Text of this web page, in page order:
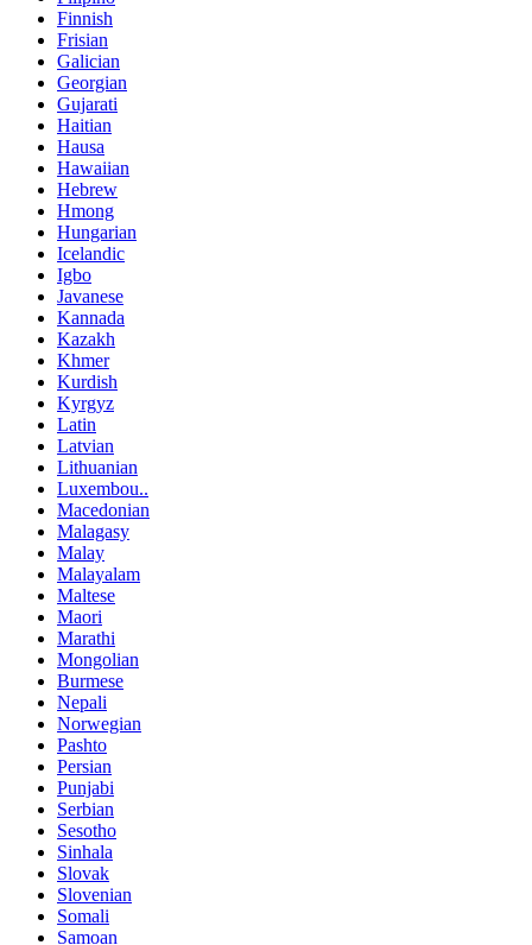
Finnish
Frisian
Galician
Georgian
Gujarati
Haitian
Hausa
Hawaiian
Hebrew
Hmong
Hungarian
Icelandic
Igbo
Javanese
Kannada
Kazakh
Khmer
Kurdish
Kyrgyz
Latin
Latvian
Lithuanian
Luxembou..
Macedonian
Malagasy
Malay
Malayalam
Maltese
Maori
Marathi
Mongolian
Burmese
Nepali
Norwegian
Pashto
Persian
Punjabi
Serbian
Sesotho
Sinhala
Slovak
Slovenian
Somali
Samoan